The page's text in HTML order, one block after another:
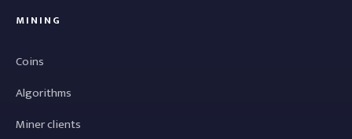
MINING
Coins
Algorithms
Miner clients